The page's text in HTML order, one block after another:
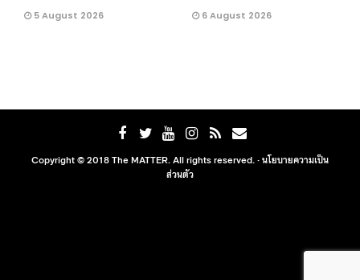
5 August 2026 6 August 2026
Copyright © 2018 The MATTER. All rights reserved. ·นโยบายความเป็น
ส่วนตัว